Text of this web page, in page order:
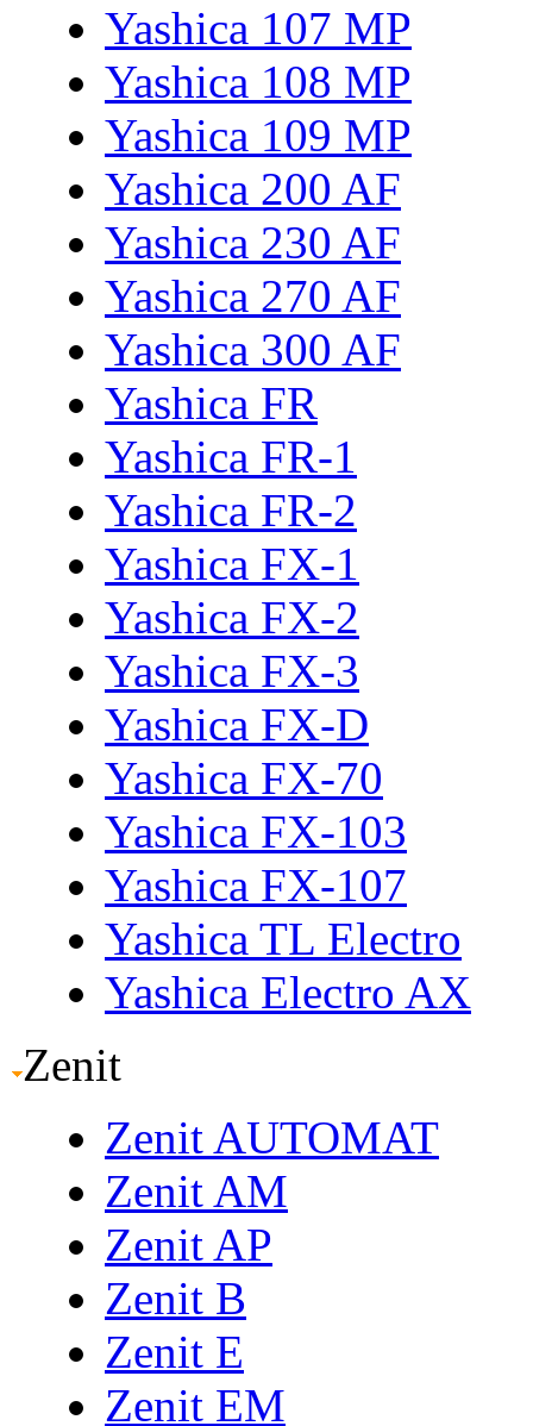
Yashica 107 MP
Yashica 108 MP
Yashica 109 MP
Yashica 200 AF
Yashica 230 AF
Yashica 270 AF
Yashica 300 AF
Yashica FR
Yashica FR-1
Yashica FR-2
Yashica FX-1
Yashica FX-2
Yashica FX-3
Yashica FX-D
Yashica FX-70
Yashica FX-103
Yashica FX-107
Yashica TL Electro
Yashica Electro AX
Zenit
Zenit AUTOMAT
Zenit AM
Zenit AP
Zenit B
Zenit E
Zenit EM